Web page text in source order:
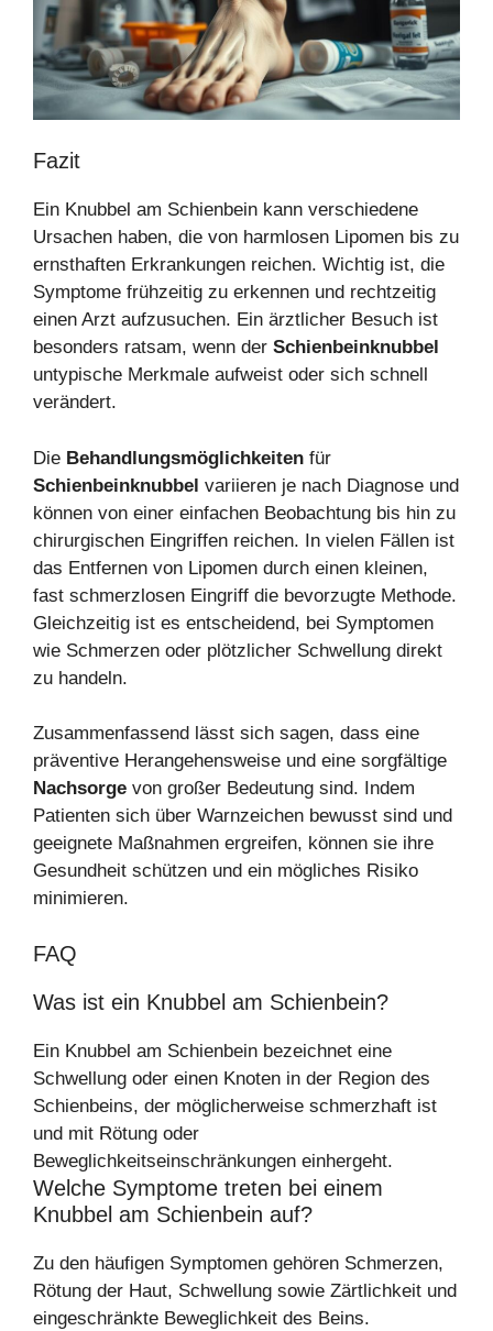
Fazit
Ein Knubbel am Schienbein kann verschiedene
Ursachen haben, die von harmlosen Lipomen bis zu
ernsthaften Erkrankungen reichen. Wichtig ist, die
Symptome frühzeitig zu erkennen und rechtzeitig
einen Arzt aufzusuchen. Ein ärztlicher Besuch ist
besonders ratsam, wenn der Schienbeinknubbel
untypische Merkmale aufweist oder sich schnell
verändert.
Die Behandlungsmöglichkeiten für
Schienbeinknubbel variieren je nach Diagnose und
können von einer einfachen Beobachtung bis hin zu
chirurgischen Eingriffen reichen. In vielen Fällen ist
das Entfernen von Lipomen durch einen kleinen,
fast schmerzlosen Eingriff die bevorzugte Methode.
Gleichzeitig ist es entscheidend, bei Symptomen
wie Schmerzen oder plötzlicher Schwellung direkt
zu handeln.
Zusammenfassend lässt sich sagen, dass eine
präventive Herangehensweise und eine sorgfältige
Nachsorge von großer Bedeutung sind. Indem
Patienten sich über Warnzeichen bewusst sind und
geeignete Maßnahmen ergreifen, können sie ihre
Gesundheit schützen und ein mögliches Risiko
minimieren.
FAQ
Was ist ein Knubbel am Schienbein?
Ein Knubbel am Schienbein bezeichnet eine
Schwellung oder einen Knoten in der Region des
Schienbeins, der möglicherweise schmerzhaft ist
und mit Rötung oder
Beweglichkeitseinschränkungen einhergeht.
Welche Symptome treten bei einem
Knubbel am Schienbein auf?
Zu den häufigen Symptomen gehören Schmerzen,
Rötung der Haut, Schwellung sowie Zärtlichkeit und
eingeschränkte Beweglichkeit des Beins.